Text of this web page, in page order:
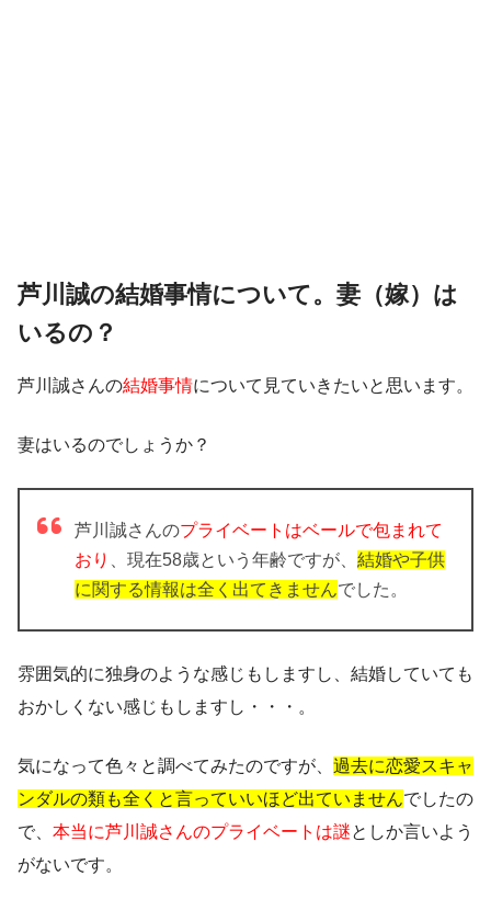
芦川誠の結婚事情について。妻（嫁）は
いるの？
芦川誠さんの結婚事情について見ていきたいと思います。
妻はいるのでしょうか？
芦川誠さんのプライベートはベールで包まれて
おり
、現在58歳という年齢ですが、 結婚や子供
に関する情報は全く出てきませんでした。
雰囲気的に独身のような感じもしますし、結婚していても
おかしくない感じもしますし・・・。
気になって色々と調べてみたのですが、 過去に恋愛スキャ
ンダルの類も全くと言っていいほど出ていませんでしたの
で、 本当に芦川誠さんのプライベートは謎としか言いよう
がないです。